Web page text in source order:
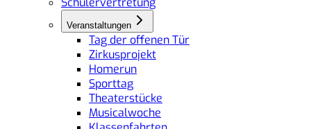
Veranstaltungen
Tag der offenen Tür
Zirkusprojekt
Homerun
Sporttag
Theaterstücke
Musicalwoche